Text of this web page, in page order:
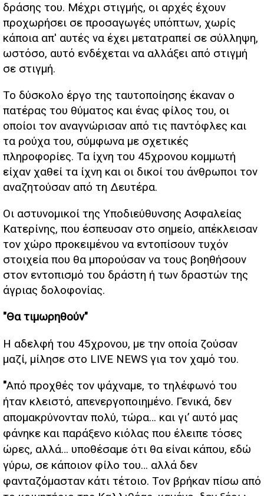
δράσης του. Μέχρι στιγμής, οι αρχές έχουν
προχωρήσει σε προσαγωγές υπόπτων, χωρίς
κάποια απ' αυτές να έχει μετατραπεί σε σύλληψη,
ωστόσο, αυτό ενδέχεται να αλλάξει από στιγμή
σε στιγμή.
Το δύσκολο έργο της ταυτοποίησης έκαναν ο
πατέρας του θύματος και ένας φίλος του, οι
οποίοι τον αναγνώρισαν από τις παντόφλες και
τα ρούχα του, σύμφωνα με σχετικές
πληροφορίες. Τα ίχνη του 45χρονου κομμωτή
είχαν χαθεί τα ίχνη και οι δικοί του άνθρωποι τον
αναζητούσαν από τη Δευτέρα.
Οι αστυνομικοί της Υποδιεύθυνσης Ασφαλείας
Κατερίνης, που έσπευσαν στο σημείο, απέκλεισαν
τον χώρο προκειμένου να εντοπίσουν τυχόν
στοιχεία που θα μπορούσαν να τους βοηθήσουν
στον εντοπισμό του δράστη ή των δραστών της
άγριας δολοφονίας.
"Θα τιμωρηθούν"
Η αδελφή του 45χρονου, με την οποία ζούσαν
μαζί, μίλησε στο LIVE NEWS για τον χαμό του.
"Από προχθές τον ψάχναμε, το τηλέφωνό του
ήταν κλειστό, απενεργοποιημένο. Γενικά, δεν
απομακρύνονταν πολύ, τώρα… και γι’ αυτό μας
φάνηκε και παράξενο κιόλας που έλειπε τόσες
ώρες, αλλά… υποθέσαμε ότι θα είναι κάπου, εδώ
γύρω, σε κάποιον φίλο του… αλλά δεν
φανταζόμασταν κάτι τέτοιο. Τον βρήκαν πίσω από